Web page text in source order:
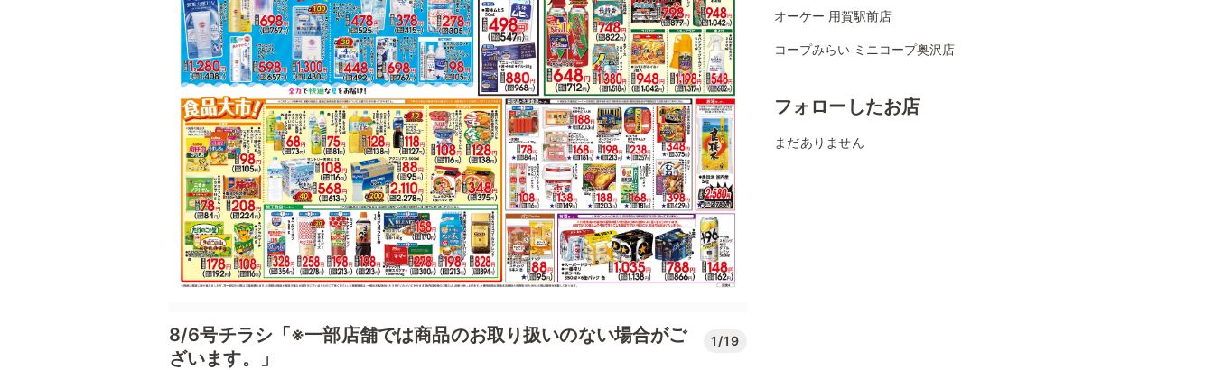
8/6号チラシ「※一部店舗では商品のお取り扱いのない場合がご
ざいます。」
1/19
オーケー 用賀駅前店
コープみらい ミニコープ奥沢店
フォローしたお店
まだありません